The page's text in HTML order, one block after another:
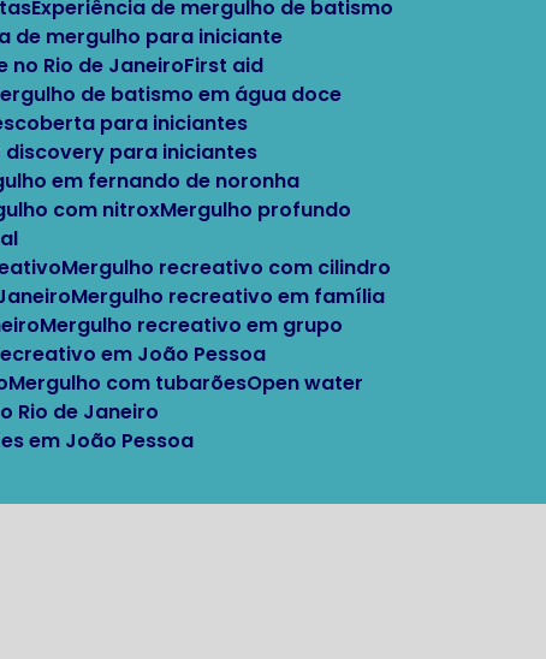
Experiência de mergulho de batismo
de mergulho para iniciante
no Rio de Janeiro First aid
Mergulho de batismo em água doce
para iniciantes
discovery para iniciantes
em fernando de noronha
com nitrox
Mergulho profundo
Mergulho recreativo com cilindro
Mergulho recreativo em família
Mergulho recreativo em grupo
em João Pessoa
Mergulho com tubarões
Open water
Rio de Janeiro
em João Pessoa